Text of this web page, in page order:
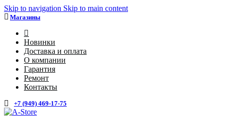
Skip to navigation Skip to main content
Магазины
Новинки
Доставка и оплата
О компании
Гарантия
Ремонт
Контакты
+7 (949) 469-17-75